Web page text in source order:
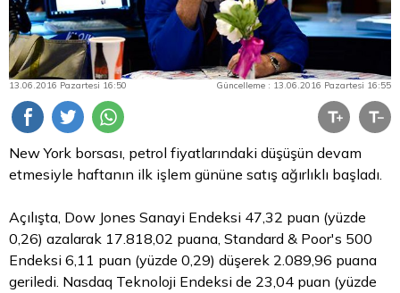
13.06.2016 Pazartesi 16:50 Güncelleme : 13.06.2016 Pazartesi 16:55
New York borsası, petrol fiyatlarındaki düşüşün devam
etmesiyle haftanın ilk işlem gününe satış ağırlıklı başladı.
Açılışta, Dow Jones Sanayi Endeksi 47,32 puan (yüzde
0,26) azalarak 17.818,02 puana, Standard & Poor's 500
Endeksi 6,11 puan (yüzde 0,29) düşerek 2.089,96 puana
geriledi. Nasdaq Teknoloji Endeksi de 23,04 puan (yüzde